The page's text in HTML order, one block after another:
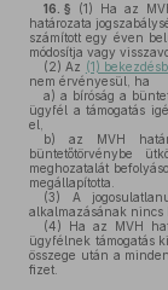
16. § (1) Ha az
határozata
számított egy éven
módosítja vagy
(2) Az (1)
nem érvényesül, ha
a) a bíróság a
ügyfél a támogatás
el,
b) az MVH
büntetőtörvénybe
meghozatalát
megállapította.
(3) A
alkalmazásának nincs
(4) Ha az MVH
ügyfélnek támogatás
összege után a
fizet.